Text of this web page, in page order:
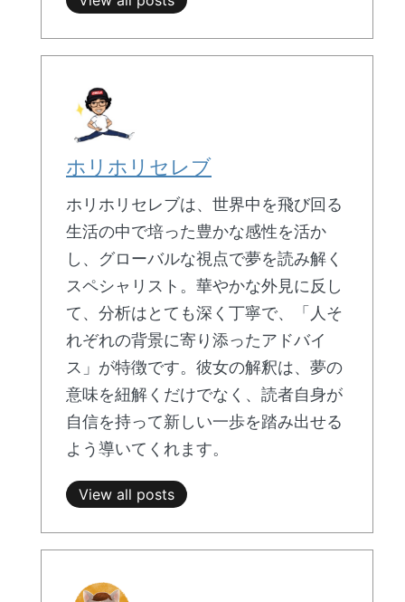
ホリホリセレブ
ホリホリセレブは、世界中を飛び回る
生活の中で培った豊かな感性を活か
し、グローバルな視点で夢を読み解く
スペシャリスト。華やかな外見に反し
て、分析はとても深く丁寧で、「人そ
れぞれの背景に寄り添ったアドバイ
ス」が特徴です。彼女の解釈は、夢の
意味を紐解くだけでなく、読者自身が
自信を持って新しい一歩を踏み出せる
よう導いてくれます。
View all posts